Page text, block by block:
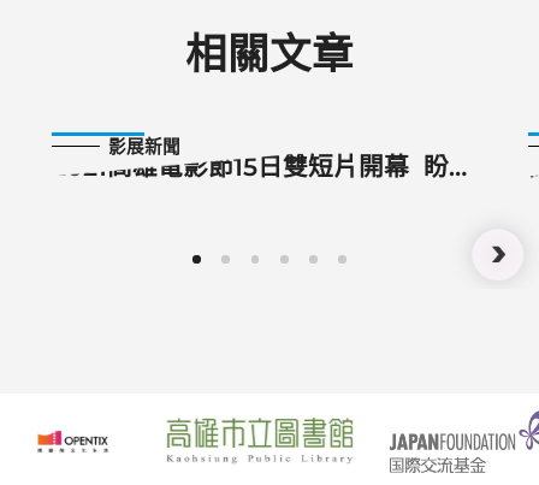
相關文章
影展新聞
2021高雄電影節15日雙短片開幕 盼電